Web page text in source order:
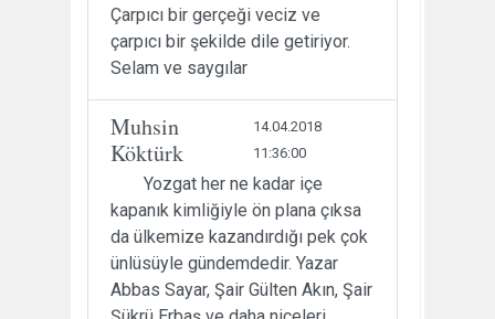
Çarpıcı bir gerçeği veciz ve
çarpıcı bir şekilde dile getiriyor.
Selam ve saygılar
Muhsin
Köktürk
14.04.2018
11:36:00
Yozgat her ne kadar içe
kapanık kimliğiyle ön plana çıksa
da ülkemize kazandırdığı pek çok
ünlüsüyle gündemdedir. Yazar
Abbas Sayar, Şair Gülten Akın, Şair